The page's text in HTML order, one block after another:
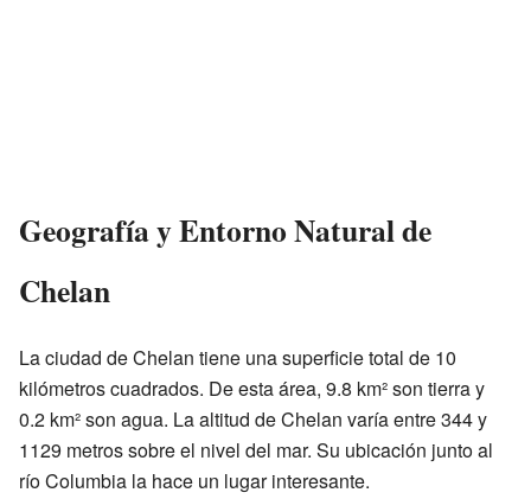
Geografía y Entorno Natural de
Chelan
La ciudad de Chelan tiene una superficie total de 10
kilómetros cuadrados. De esta área, 9.8 km² son tierra y
0.2 km² son agua. La altitud de Chelan varía entre 344 y
1129 metros sobre el nivel del mar. Su ubicación junto al
río Columbia la hace un lugar interesante.